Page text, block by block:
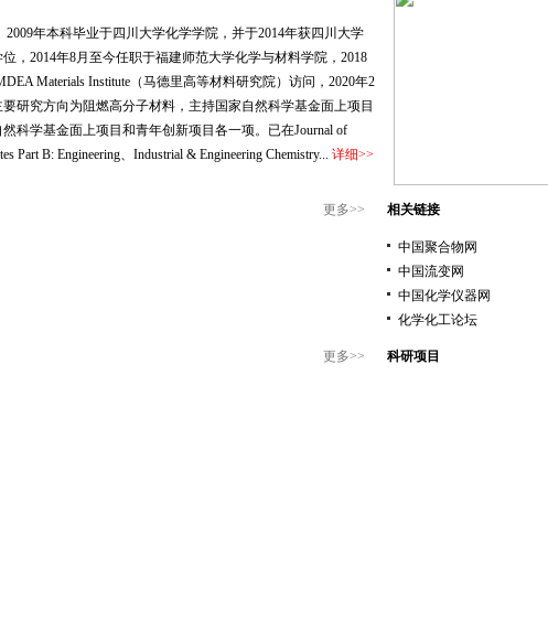
年本科毕业于四川大学化学学院，并于2014年获四川大学
，2014年8月至今任职于福建师范大学化学与材料学院，2018
Materials Institute（马德里高等材料研究院）访问，2020年2
研究方向为阻燃高分子材料，主持国家自然科学基金面上项目
科学基金面上项目和青年创新项目各一项。已在Journal of
Part B: Engineering、Industrial & Engineering Chemistry... 详细>>
更多>> 相关链接
中国聚合物网
中国流变网
中国化学仪器网
化学化工论坛
更多>> 科研项目